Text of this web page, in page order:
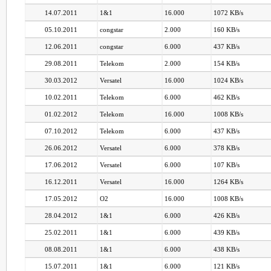
14.07.2011 1&1 16.000 1072 KB/s
05.10.2011 congstar 2.000 160 KB/s
12.06.2011 congstar 6.000 437 KB/s
29.08.2011 Telekom 2.000 154 KB/s
30.03.2012 Versatel 16.000 1024 KB/s
10.02.2011 Telekom 6.000 462 KB/s
01.02.2012 Telekom 16.000 1008 KB/s
07.10.2012 Telekom 6.000 437 KB/s
26.06.2012 Versatel 6.000 378 KB/s
17.06.2012 Versatel 6.000 107 KB/s
16.12.2011 Versatel 16.000 1264 KB/s
17.05.2012 O2 16.000 1008 KB/s
28.04.2012 1&1 6.000 426 KB/s
25.02.2011 1&1 6.000 439 KB/s
08.08.2011 1&1 6.000 438 KB/s
15.07.2011 1&1 6.000 121 KB/s